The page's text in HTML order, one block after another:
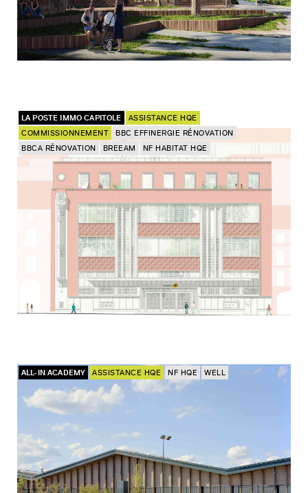
LA POSTE IMMO CAPITOLE
ASSISTANCE HQE
COMMISSIONNEMENT
BBC EFFINERGIE RÉNOVATION
BBCA RÉNOVATION
BREEAM NF HABITAT HQE
ALL-IN ACADEMY ASSISTANCE HQE NF HQE WELL